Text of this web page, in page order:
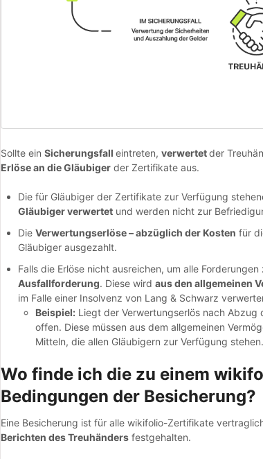
Sollte ein Sicherungsfall eintreten, verwertetder
Erlöse an die Gläubiger der Zertifikate aus.
Die für Gläubiger der Zertifikate zur Verfügung
Gläubiger verwertet und werden nicht zur
Die Verwertungserlöse – abzüglich der Kosten für
Gläubiger ausgezahlt.
Falls die Erlöse nicht ausreichen, um alle
Ausfallforderung. Diese wird aus den allgemeinen
im Falle einer Insolvenz von Lang & Schwarz
Beispiel: Liegt der Verwertungserlös nach Abzug
offen. Diese müssen aus dem allgemeinen
Mitteln, die allen Gläubigern zur Verfügung stehen.
Wo finde ich die zu einem
Bedingungen der Besicherung?
Eine Besicherung ist für alle wikifolio-Zertifikate
Berichten des Treuhänders festgehalten.